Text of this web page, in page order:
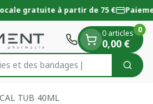
gratuite à partir de 75 €
et des bandages
0 articles
0,00 €
0
TUB 40ML